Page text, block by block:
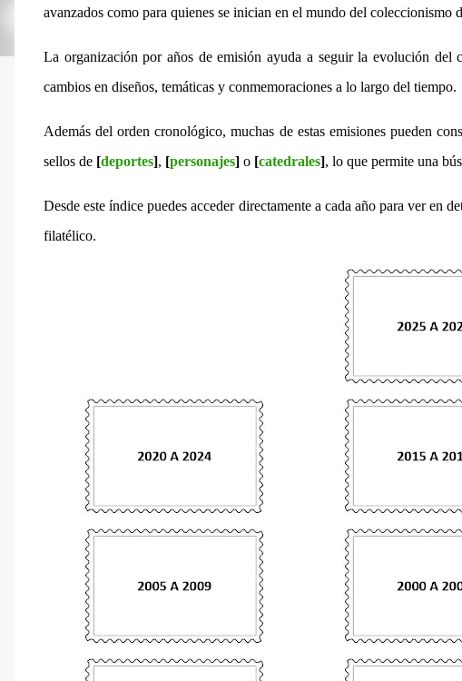
avanzados como para quienes se inician en el mundo del coleccionismo
La organización por años de emisión ayuda a seguir la evolución del
cambios en diseños, temáticas y conmemoraciones a lo largo del tiempo.
Además del orden cronológico, muchas de estas emisiones pueden
sellos de [deportes], [personajes] o [catedrales], lo que permite una
Desde este índice puedes acceder directamente a cada año para ver en
filatélico.